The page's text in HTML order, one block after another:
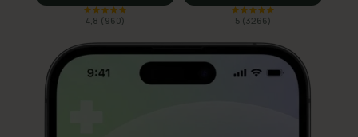
4,8 ( 960) 5 (3266)